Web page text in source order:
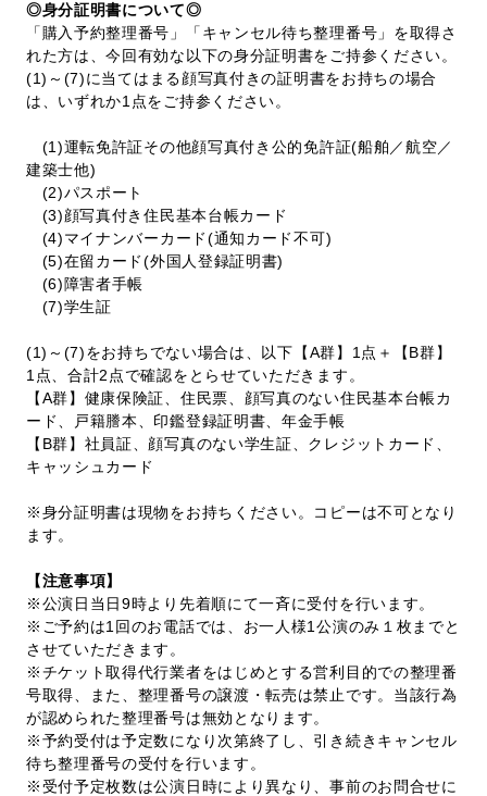
◎身分証明書について◎
「購入予約整理番号」「キャンセル待ち整理番号」を取得さ
れた方は、今回有効な以下の身分証明書をご持参ください。
(1)～(7)に当てはまる顔写真付きの証明書をお持ちの場合
は、いずれか1点をご持参ください。
(1)運転免許証その他顔写真付き公的免許証(船舶／航空／
建築士他)
(2)パスポート
(3)顔写真付き住民基本台帳カード
(4)マイナンバーカード(通知カード不可)
(5)在留カード(外国人登録証明書)
(6)障害者手帳
(7)学生証
(1)～(7)をお持ちでない場合は、以下【A群】1点＋【B群】
1点、合計2点で確認をとらせていただきます。
【A群】健康保険証、住民票、顔写真のない住民基本台帳カ
ード、戸籍謄本、印鑑登録証明書、年金手帳
【B群】社員証、顔写真のない学生証、クレジットカード、
キャッシュカード
※身分証明書は現物をお持ちください。コピーは不可となり
ます。
【注意事項】
※公演日当日9時より先着順にて一斉に受付を行います。
※ご予約は1回のお電話では、お一人様1公演のみ１枚までと
させていただきます。
※チケット取得代行業者をはじめとする営利目的での整理番
号取得、また、整理番号の譲渡・転売は禁止です。当該行為
が認められた整理番号は無効となります。
※予約受付は予定数になり次第終了し、引き続きキャンセル
待ち整理番号の受付を行います。
※受付予定枚数は公演日時により異なり、事前のお問合せに